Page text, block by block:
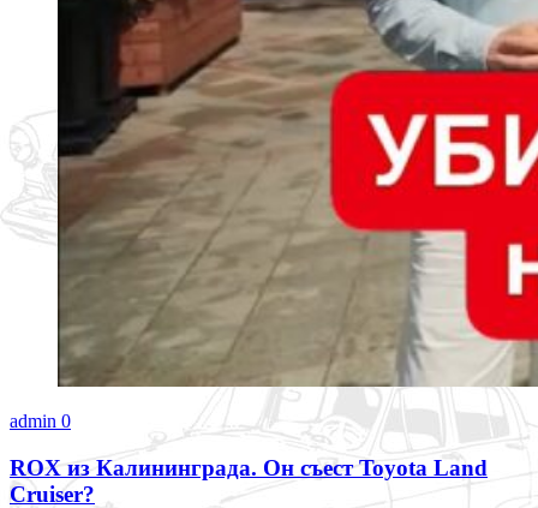
admin 0
ROX из Калининграда. Он съест Toyota Land
Cruiser?